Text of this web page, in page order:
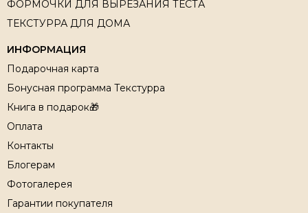
ФОРМОЧКИ ДЛЯ ВЫРЕЗАНИЯ ТЕСТА
ТЕКСТУРРА ДЛЯ ДОМА
ИНФОРМАЦИЯ
Подарочная карта
Бонусная программа Текстурра
Книга в подарок🎁
Оплата
Контакты
Блогерам
Фотогалерея
Гарантии покупателя